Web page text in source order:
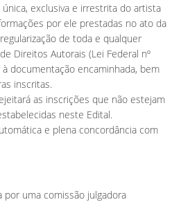
exclusiva e irrestrita do artista
por ele prestadas no ato da
de toda e qualquer
Direitos Autorais (Lei Federal nº
documentação encaminhada, bem
inscritas.
as inscrições que não estejam
neste Edital.
e plena concordância com
por uma comissão julgadora